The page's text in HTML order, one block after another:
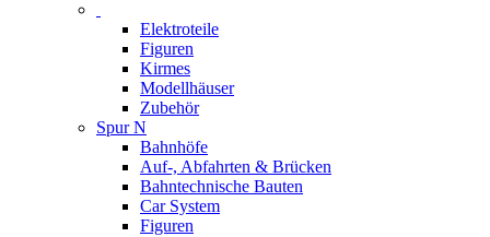
Elektroteile
Figuren
Kirmes
Modellhäuser
Zubehör
Spur N
Bahnhöfe
Auf-, Abfahrten & Brücken
Bahntechnische Bauten
Car System
Figuren